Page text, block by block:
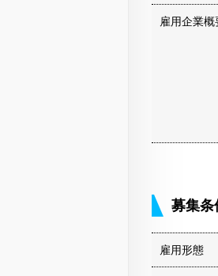
雇用企業概
募集条
雇用形態